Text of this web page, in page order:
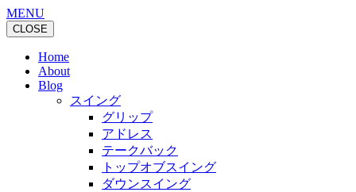
MENU
CLOSE
Home
About
Blog
スイング
グリップ
アドレス
テークバック
トップオブスイング
ダウンスイング